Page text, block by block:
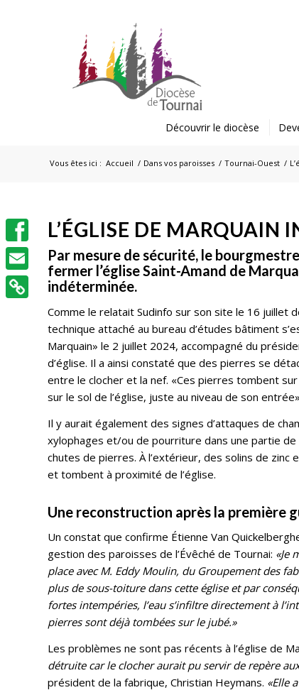
Vous êtes ici : Accueil / Dans vos paroisses / Tournai-Ouest /
Découvrir le diocèse
L’ÉGLISE DE MARQUAIN
Par mesure de sécurité, le
fermer l’église Saint-Amand de
indéterminée.
Comme le relatait Sudinfo sur son site le 16 juillet
technique attaché au bureau d’études bâtiment
Marquain» le 2 juillet 2024, accompagné du
d’église. Il a ainsi constaté que des pierres se
entre le clocher et la nef. «Ces pierres tombent
sur le sol de l’église, juste au niveau de son
Il y aurait également des signes d’attaques de
xylophages et/ou de pourriture dans une partie de
chutes de pierres. À l’extérieur, des solins de
et tombent à proximité de l’église.
Une reconstruction après la première
Un constat que confirme Étienne Van
gestion des paroisses de l’Évêché de Tournai: «Je
place avec M. Eddy Moulin, du Groupement des
plus de sous-toiture dans cette église et par
fortes intempéries, l’eau s’infiltre directement à
pierres sont déjà tombées sur le jubé.»
Les problèmes ne sont pas récents à l’église de
détruite car le clocher aurait pu servir de repère
président de la fabrique, Christian Heymans. «Elle
Facebook
Email